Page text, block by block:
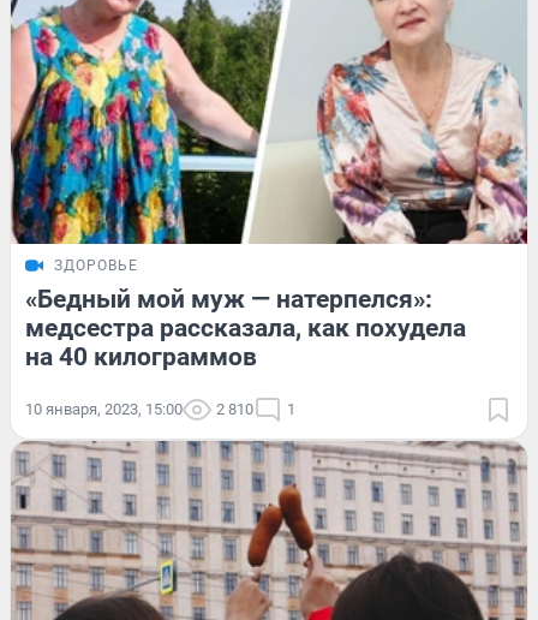
ЗДОРОВЬЕ
«Бедный мой муж — натерпелся»:
медсестра рассказала, как похудела
на 40 килограммов
10 января, 2023, 15:00 2 810 1